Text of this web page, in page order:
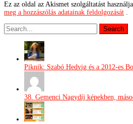
Ez az oldal az Akismet szolgáltatást
meg a hozzászólás adatainak feldolgozását .
Piknik: Szabó Hedvig és a 2012-es
38. Gemenci Nagydíj képekben,